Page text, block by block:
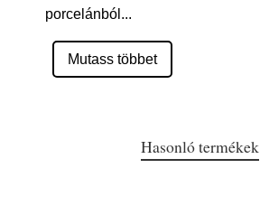
porcelánból ...
Mutass többet
Hasonló termékek